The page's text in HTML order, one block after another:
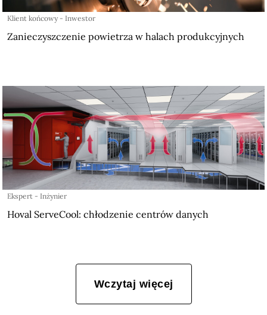
Klient końcowy - Inwestor
Zanieczyszczenie powietrza w halach produkcyjnych
Ekspert - Inżynier
Hoval ServeCool: chłodzenie centrów danych
Wczytaj więcej